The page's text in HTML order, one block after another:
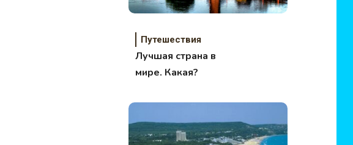
Путешествия
Лучшая страна в
мире. Какая?